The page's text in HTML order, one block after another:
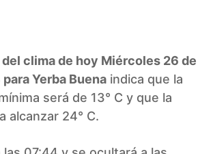
clima de hoy Miércoles 26 de
Yerba Buena indica que la
será de 13° C y que la
alcanzar 24° C.